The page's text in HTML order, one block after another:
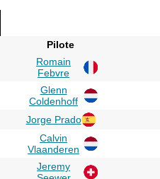
Pilote
Romain
Febvre
Glenn
Coldenhoff
Jorge Prado
Calvin
Vlaanderen
Jeremy